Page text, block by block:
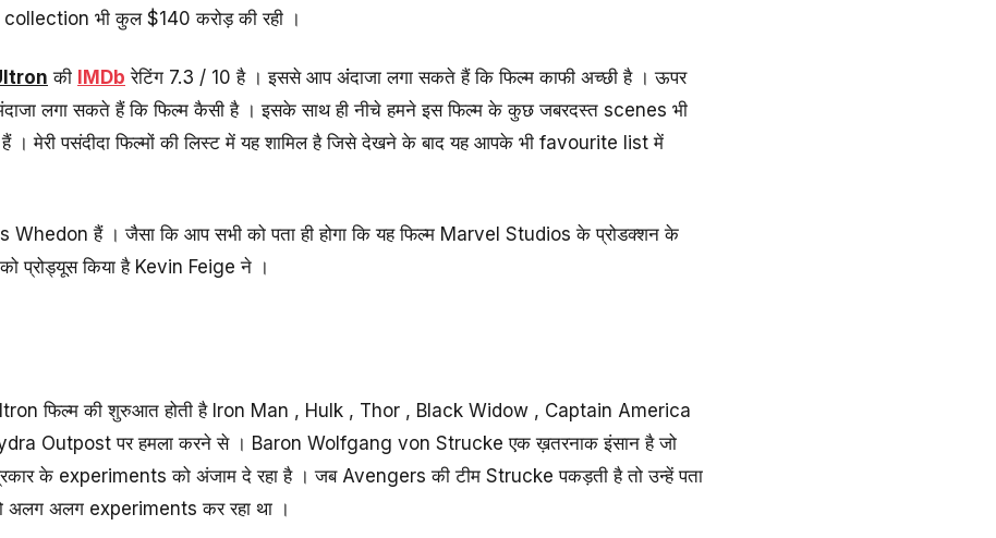
भी कुल $140 करोड़ की रही ।
की IMDb रेटिंग 7.3 / 10 है । इससे आप अंंदाजा लगा सकते हैं कि फिल्म काफी अच्छी है । ऊपर
लगा सकते हैं कि फिल्म कैसी है । इसके साथ ही नीचे हमने इस फिल्म के कुछ जबरदस्त scenes भी
। मेरी पसंदीदा फिल्मों की लिस्ट में यह शामिल है जिसे देखने के बाद यह आपके भी favourite list में
Whedon हैं । जैसा कि आप सभी को पता ही होगा कि यह फिल्म Marvel Studios के प्रोडक्शन के
प्रोड्यूस किया है Kevin Feige ने ।
फिल्म की शुरुआत होती है Iron Man , Hulk , Thor , Black Widow , Captain America
Outpost पर हमला करने से । Baron Wolfgang von Strucke एक ख़तरनाक इंसान है जो
के experiments को अंजाम दे रहा है । जब Avengers की टीम Strucke पकड़ती है तो उन्हें पता
अलग अलग experiments कर रहा था ।